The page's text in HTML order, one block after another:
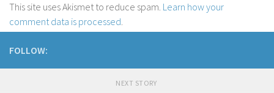
This site uses Akismet to reduce spam. Learn how your
comment data is processed.
FOLLOW:
NEXT STORY